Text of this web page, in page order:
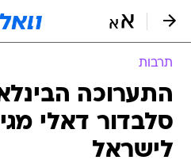
תרבות
התערוכה
סלבדור דאלי
לישראל